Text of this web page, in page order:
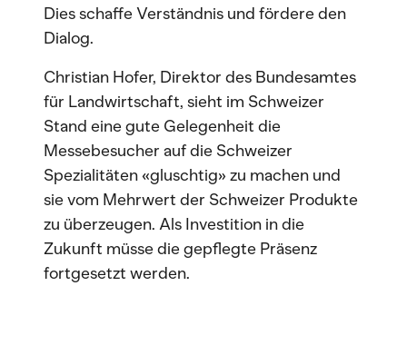
Dies schaffe Verständnis und fördere den
Dialog.
Christian Hofer, Direktor des Bundesamtes
für Landwirtschaft, sieht im Schweizer
Stand eine gute Gelegenheit die
Messebesucher auf die Schweizer
Spezialitäten «gluschtig» zu machen und
sie vom Mehrwert der Schweizer Produkte
zu überzeugen. Als Investition in die
Zukunft müsse die gepflegte Präsenz
fortgesetzt werden.